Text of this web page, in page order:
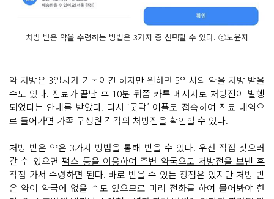
처방 받은 약을 수령하는 방법은 3가지 중 선택할 수 있다. ⓒ노윤지
약 처방은 3일치가 기본이긴 하지만 원하면 5일치의 약을 처방 받을
수도 있다. 진료가 끝난 후 10분 뒤쯤 카톡 메시지로 처방전이 발행
되었다는 안내를 받았다. 다시 ‘굿닥’ 어플로 접속하여 진료 내역으
로 들어가면 가족 구성원 각각의 처방전을 확인할 수 있다.
처방 받은 약은 3가지 방법을 통해 받을 수 있다. 우선 직접 찾으러
갈 수 있으면팩스 등을 이용하여 주변 약국으로 처방전을 보낸 후
직접 가서 수령하면 된다. 바로 받을 수 있는 장점은 있지만 처방 받
은 약이 약국에 없을 수도 있으므로 미리 전화를 하여 물어봐야 한